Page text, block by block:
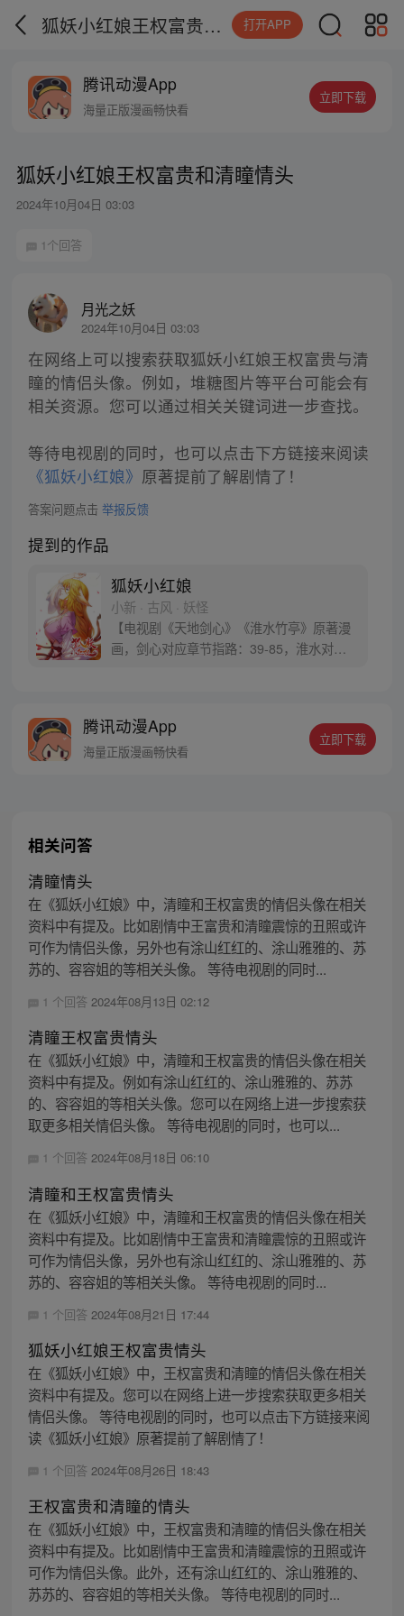
狐妖小红娘王权富贵和清瞳情头 打开APP
腾讯动漫App
海量正版漫画畅快看
立即下载
狐妖小红娘王权富贵和清瞳情头
2024年10月04日 03:03
1个回答
月光之妖
2024年10月04日 03:03
在网络上可以搜索获取狐妖小红娘王权富贵与清
瞳的情侣头像。例如，堆糖图片等平台可能会有
相关资源。您可以通过相关关键词进一步查找。
等待电视剧的同时，也可以点击下方链接来阅读
《狐妖小红娘》 原著提前了解剧情了！
答案问题点击 举报反馈
提到的作品
狐妖小红娘
小新 · 古风 · 妖怪
【电视剧《天地剑心》《淮水竹亭》原著漫
画，剑心对应章节指路：39-85，淮水对应
腾讯动漫App
海量正版漫画畅快看
立即下载
相关问答
清瞳情头
在《狐妖小红娘》中，清瞳和王权富贵的情侣头像在相关
资料中有提及。比如剧情中王富贵和清瞳震惊的丑照或许
可作为情侣头像，另外也有涂山红红的、涂山雅雅的、苏
苏的、容容姐的等相关头像。 等待电视剧的同时...
1 个回答 2024年08月13日 02:12
清瞳王权富贵情头
在《狐妖小红娘》中，清瞳和王权富贵的情侣头像在相关
资料中有提及。例如有涂山红红的、涂山雅雅的、苏苏
的、容容姐的等相关头像。您可以在网络上进一步搜索获
取更多相关情侣头像。 等待电视剧的同时，也可以...
1 个回答 2024年08月18日 06:10
清瞳和王权富贵情头
在《狐妖小红娘》中，清瞳和王权富贵的情侣头像在相关
资料中有提及。比如剧情中王富贵和清瞳震惊的丑照或许
可作为情侣头像，另外也有涂山红红的、涂山雅雅的、苏
苏的、容容姐的等相关头像。 等待电视剧的同时...
1 个回答 2024年08月21日 17:44
狐妖小红娘王权富贵情头
在《狐妖小红娘》中，王权富贵和清瞳的情侣头像在相关
资料中有提及。您可以在网络上进一步搜索获取更多相关
情侣头像。 等待电视剧的同时，也可以点击下方链接来阅
读《狐妖小红娘》原著提前了解剧情了！
1 个回答 2024年08月26日 18:43
王权富贵和清瞳的情头
在《狐妖小红娘》中，王权富贵和清瞳的情侣头像在相关
资料中有提及。比如剧情中王富贵和清瞳震惊的丑照或许
可作为情侣头像。此外，还有涂山红红的、涂山雅雅的、
苏苏的、容容姐的等相关头像。 等待电视剧的同时...